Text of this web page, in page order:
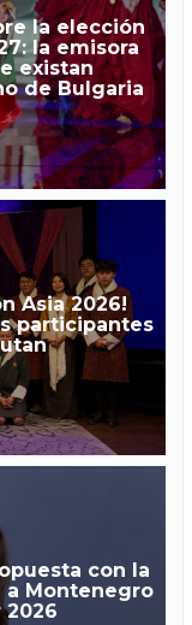
la elección
la emisora
existan
de Bulgaria
Asia 2026!
participantes
con la
a Montenegro
2026